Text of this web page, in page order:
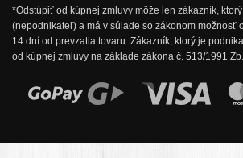
*Odstúpiť od kúpnej zmluvy môže len zákazník,
(nepodnikateľ) a má v súlade so zákonom možnosť
14 dní od prevzatia tovaru. Zákazník, ktorý je
od kúpnej zmluvy na základe zákona č. 513/1991
Možnosti online platby